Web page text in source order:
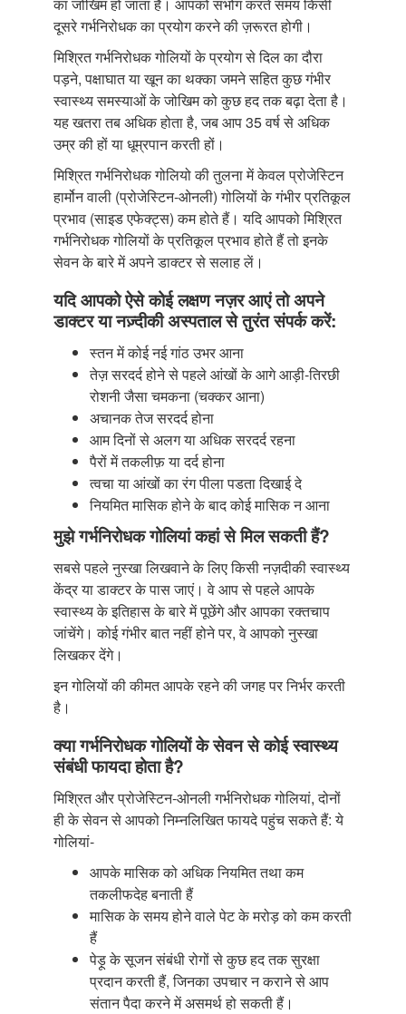
दूसरे गर्भनिरोधक का प्रयोग करने की ज़रूरत होगी।
मिश्रित गर्भनिरोधक गोलियों के प्रयोग से दिल का दौरा
पड़ने, पक्षाघात या खून का थक्का जमने सहित कुछ गंभीर
स्वास्थ्य समस्याओं के जोखिम को कुछ हद तक बढ़ा देता है।
यह खतरा तब अधिक होता है, जब आप 35 वर्ष से अधिक
उम्र की हों या धूम्रपान करती हों।
मिश्रित गर्भनिरोधक गोलियो की तुलना में केवल प्रोजेस्टिन
हार्मोन वाली (प्रोजेस्टिन-ओनली) गोलियों के गंभीर प्रतिकूल
प्रभाव (साइड एफेक्ट्स) कम होते हैं। यदि आपको मिश्रित
गर्भनिरोधक गोलियों के प्रतिकूल प्रभाव होते हैं तो इनके
सेवन के बारे में अपने डाक्टर से सलाह लें।
यदि आपको ऐसे कोई लक्षण नज़र आएं तो अपने
डाक्टर या नज़्दीकी अस्पताल से तुरंत संपर्क करें:
स्तन में कोई नई गांठ उभर आना
तेज़ सरदर्द होने से पहले आंखों के आगे आड़ी-तिरछी
रोशनी जैसा चमकना (चक्कर आना)
अचानक तेज सरदर्द होना
आम दिनों से अलग या अधिक सरदर्द रहना
पैरों में तकलीफ़ या दर्द होना
त्वचा या आंखों का रंग पीला पडता दिखाई दे
नियमित मासिक होने के बाद कोई मासिक न आना
मुझे गर्भनिरोधक गोलियां कहां से मिल सकती हैं?
सबसे पहले नुस्खा लिखवाने के लिए किसी नज़दीकी स्वास्थ्य
केंद्र या डाक्टर के पास जाएं। वे आप से पहले आपके
स्वास्थ्य के इतिहास के बारे में पूछेंगे और आपका रक्तचाप
जांचेंगे। कोई गंभीर बात नहीं होने पर, वे आपको नुस्खा
लिखकर देंगे।
इन गोलियों की कीमत आपके रहने की जगह पर निर्भर करती
है।
क्या गर्भनिरोधक गोलियों के सेवन से कोई स्वास्थ्य
संबंधी फायदा होता है?
मिश्रित और प्रोजेस्टिन-ओनली गर्भनिरोधक गोलियां, दोनों
ही के सेवन से आपको निम्नलिखित फायदे पहुंच सकते हैं: ये
गोलियां-
आपके मासिक को अधिक नियमित तथा कम
तकलीफदेह बनाती हैं
मासिक के समय होने वाले पेट के मरोड़ को कम करती
हैं
पेड़ू के सूजन संबंधी रोगों से कुछ हद तक सुरक्षा
प्रदान करती हैं, जिनका उपचार न कराने से आप
संतान पैदा करने में असमर्थ हो सकती हैं।